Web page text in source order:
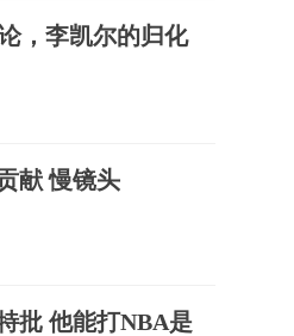
，李凯尔的归化
献 慢镜头
批 他能打NBA是